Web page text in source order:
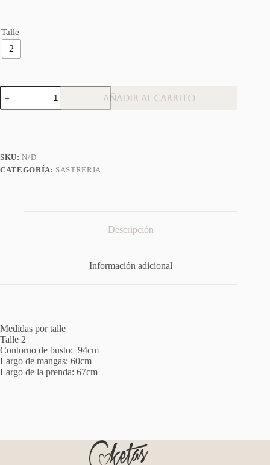
Talle
2
Blazer
cantidad
Añadir al carrito
SKU:N/D
CATEGORÍA: SASTRERIA
Descripción
Información adicional
Medidas por talle
Talle 2
Contorno de busto: 94cm
Largo de mangas: 60cm
Largo de la prenda: 67cm